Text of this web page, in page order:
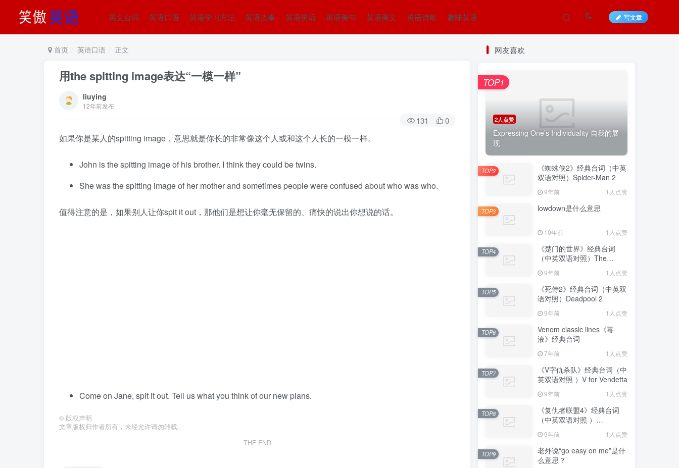
英文台词 英语口语 英语学习方法 英语故事 英语笑话 英语美句 英语美文 英语诗歌 趣味英语 写文章
首页 英语口语 正文
用the spitting image表达“一模一样”
liuying
12年前发布
131 0
如果你是某人的spitting image，意思就是你长的非常像这个人或和这个人长的一模一样。
John is the spitting image of his brother. I think they could be twins.
She was the spitting image of her mother and sometimes people were confused about who was who.
值得注意的是，如果别人让你spit it out，那他们是想让你毫无保留的、痛快的说出你想说的话。
Come on Jane, spit it out. Tell us what you think of our new plans.
© 版权声明
文章版权归作者所有，未经允许请勿转载。
THE END
网友喜欢
2人点赞
Expressing One’s Individuality 自我的展
现
TOP1
《蜘蛛侠2》经典台词（中英
双语对照）Spider-Man 2
9年前 1人点赞
TOP2
lowdown是什么意思
10年前 1人点赞
TOP3
《楚门的世界》经典台词
（中英双语对照）The
9年前 1人点赞
TOP4
《死侍2》经典台词（中英双
语对照）Deadpool 2
9年前 1人点赞
TOP5
Venom classic lines《毒
液》经典台词
7年前 1人点赞
TOP6
《V字仇杀队》经典台词（中
英双语对照 ）V for Vendetta
9年前 1人点赞
TOP7
《复仇者联盟4》经典台词
（中英双语对照 ）
Avengers: Endgame
9年前 1人点赞
TOP8
老外说“go easy on me”是什
么意思？
TOP9